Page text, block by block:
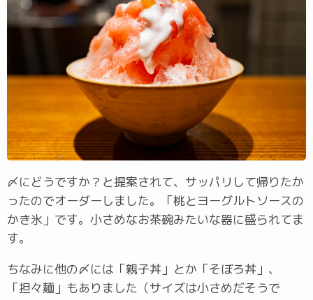
〆にどうですか？と提案されて、サッパリして帰りたか
ったのでオーダーしました。「桃とヨーグルトソースの
かき氷」です。小さめなお茶碗みたいな器に盛られてま
す。
ちなみに他の〆には「親子丼」とか「そぼろ丼」、
「担々麺」もありました（サイズは小さめだそうで